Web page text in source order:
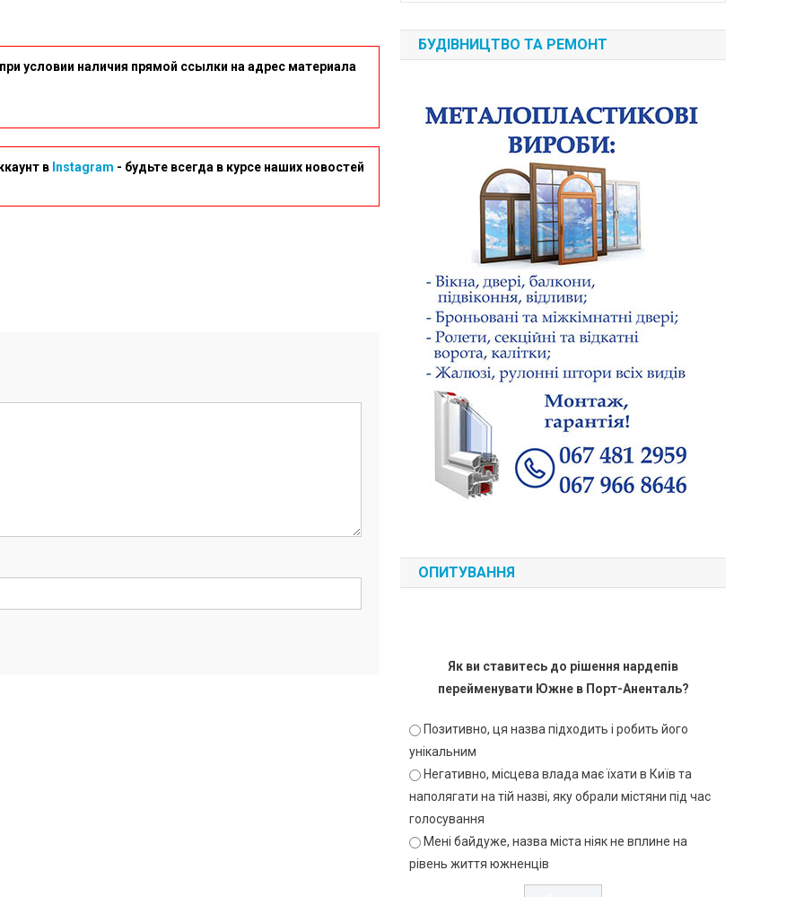
условии наличия прямой ссылки на адрес материала
в Instagram - будьте всегда в курсе наших новостей
БУДІВНИЦТВО ТА РЕМОНТ
ОПИТУВАННЯ
Як ви ставитесь до рішення нардепів
перейменувати Южне в Порт-Аненталь?
Позитивно, ця назва підходить і робить його
унікальним
Негативно, місцева влада має їхати в Київ та
наполягати на тій назві, яку обрали містяни під час
голосування
Мені байдуже, назва міста ніяк не вплине на
рівень життя южненців